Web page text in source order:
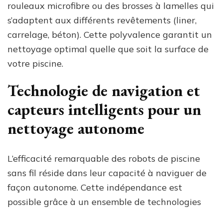
rouleaux microfibre ou des brosses à lamelles qui
s’adaptent aux différents revêtements (liner,
carrelage, béton). Cette polyvalence garantit un
nettoyage optimal quelle que soit la surface de
votre piscine.
Technologie de navigation et
capteurs intelligents pour un
nettoyage autonome
L’efficacité remarquable des robots de piscine
sans fil réside dans leur capacité à naviguer de
façon autonome. Cette indépendance est
possible grâce à un ensemble de technologies